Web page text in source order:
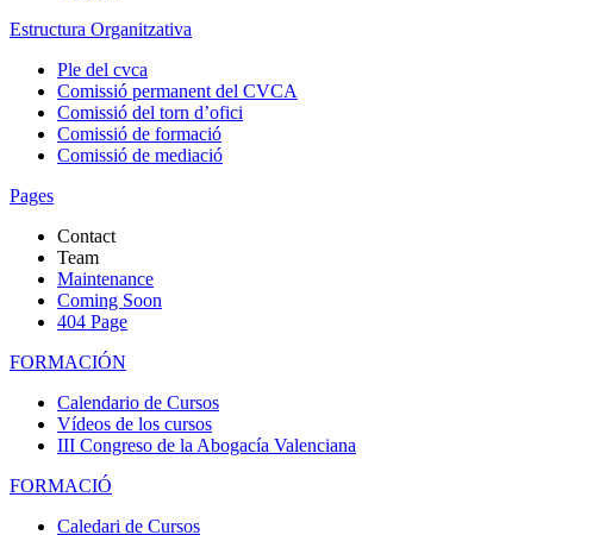
Estructura Organitzativa
Ple del cvca
Comissió permanent del CVCA
Comissió del torn d’ofici
Comissió de formació
Comissió de mediació
Pages
Contact
Team
Maintenance
Coming Soon
404 Page
FORMACIÓN
Calendario de Cursos
Vídeos de los cursos
III Congreso de la Abogacía Valenciana
FORMACIÓ
Caledari de Cursos